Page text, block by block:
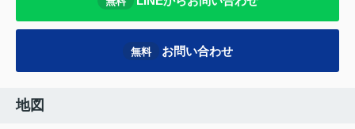
無料 お問い合わせ
地図